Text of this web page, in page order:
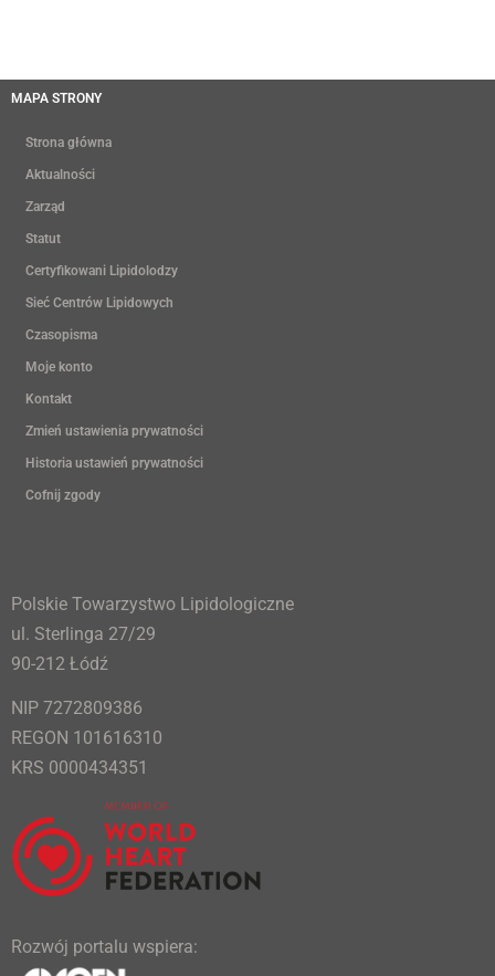
MAPA STRONY
Strona główna
Aktualności
Zarząd
Statut
Certyfikowani Lipidolodzy
Sieć Centrów Lipidowych
Czasopisma
Moje konto
Kontakt
Zmień ustawienia prywatności
Historia ustawień prywatności
Cofnij zgody
Polskie Towarzystwo Lipidologiczne
ul. Sterlinga 27/29
90-212 Łódź
NIP 7272809386
REGON 101616310
KRS 0000434351
Rozwój portalu wspiera: